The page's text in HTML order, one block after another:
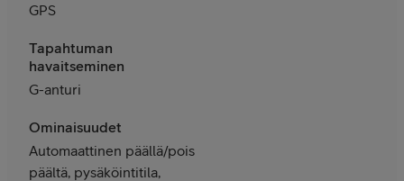
GPS
Tapahtuman
havaitseminen
G-anturi
Ominaisuudet
Automaattinen päällä/pois
päältä, pysäköintitila,